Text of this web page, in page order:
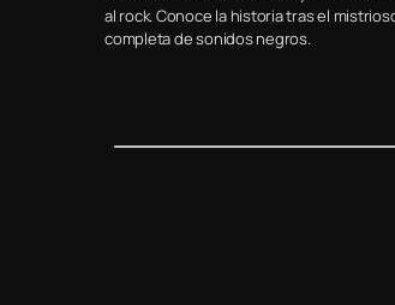
al rock. Conoce la historia tras el
completa de sonidos negros.